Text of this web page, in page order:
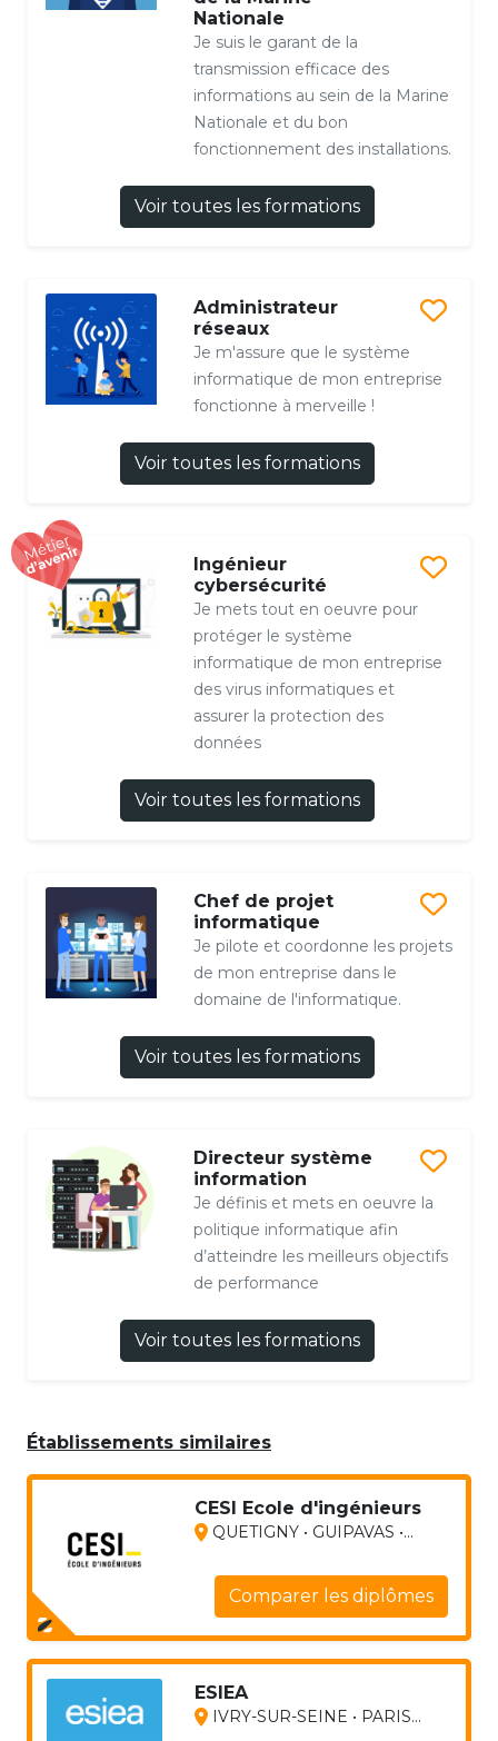
Nationale
Je suis le garant de la
transmission efficace des
informations au sein de la Marine
Nationale et du bon
fonctionnement des installations.
Voir toutes les formations
Administrateur
réseaux
Je m'assure que le système
informatique de mon entreprise
fonctionne à merveille !
Voir toutes les formations
Ingénieur
cybersécurité
Je mets tout en oeuvre pour
protéger le système
informatique de mon entreprise
des virus informatiques et
assurer la protection des
données
Voir toutes les formations
Chef de projet
informatique
Je pilote et coordonne les projets
de mon entreprise dans le
domaine de l'informatique.
Voir toutes les formations
Directeur système
information
Je définis et mets en oeuvre la
politique informatique afin
d’atteindre les meilleurs objectifs
de performance
Voir toutes les formations
Établissements similaires
CESI Ecole d'ingénieurs
QUETIGNY • GUIPAVAS •...
Comparer les diplômes
ESIEA
IVRY-SUR-SEINE • PARIS...